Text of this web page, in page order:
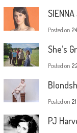
Posted on
She’s
Posted on
Posted on
PJ